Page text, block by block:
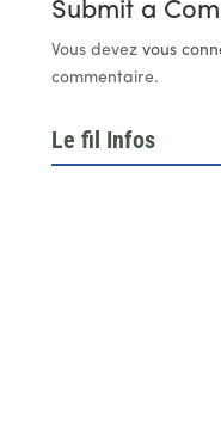
Submit a
Vous devez vous
commentaire.
Le fil Infos